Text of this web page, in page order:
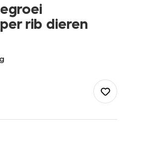
rib dieren